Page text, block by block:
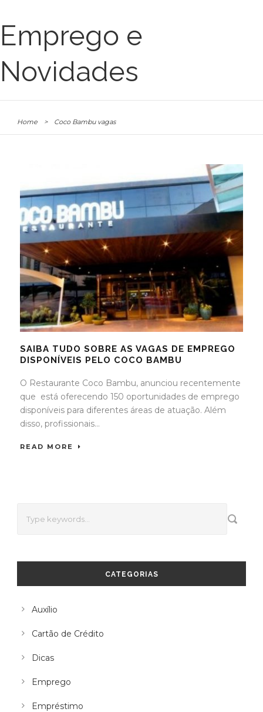
Emprego e
Novidades
Home > Coco Bambu vagas
SAIBA TUDO SOBRE AS VAGAS DE EMPREGO
DISPONÍVEIS PELO COCO BAMBU
O Restaurante Coco Bambu, anunciou recentemente
que está oferecendo 150 oportunidades de emprego
disponíveis para diferentes áreas de atuação. Além
disso, profissionais...
READ MORE
CATEGORIAS
Auxílio
Cartão de Crédito
Dicas
Emprego
Empréstimo